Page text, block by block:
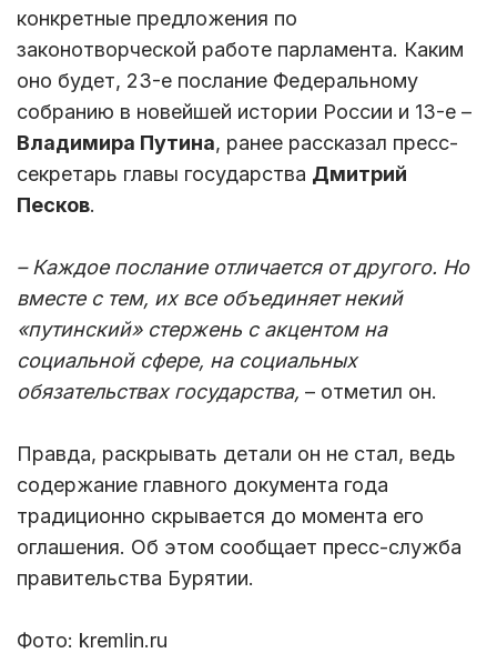
конкретные предложения по
законотворческой работе парламента. Каким
оно будет, 23-е послание Федеральному
собранию в новейшей истории России и 13-е –
Владимира Путина, ранее рассказал пресс-
секретарь главы государства Дмитрий
Песков.
– Каждое послание отличается от другого. Но
вместе с тем, их все объединяет некий
«путинский» стержень с акцентом на
социальной сфере, на социальных
обязательствах государства, – отметил он.
Правда, раскрывать детали он не стал, ведь
содержание главного документа года
традиционно скрывается до момента его
оглашения. Об этом сообщает пресс-служба
правительства Бурятии.
Фото: kremlin.ru